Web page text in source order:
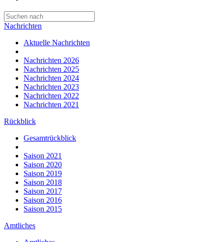
Nachrichten
Aktuelle Nachrichten
Nachrichten 2026
Nachrichten 2025
Nachrichten 2024
Nachrichten 2023
Nachrichten 2022
Nachrichten 2021
Rückblick
Gesamtrückblick
Saison 2021
Saison 2020
Saison 2019
Saison 2018
Saison 2017
Saison 2016
Saison 2015
Amtliches